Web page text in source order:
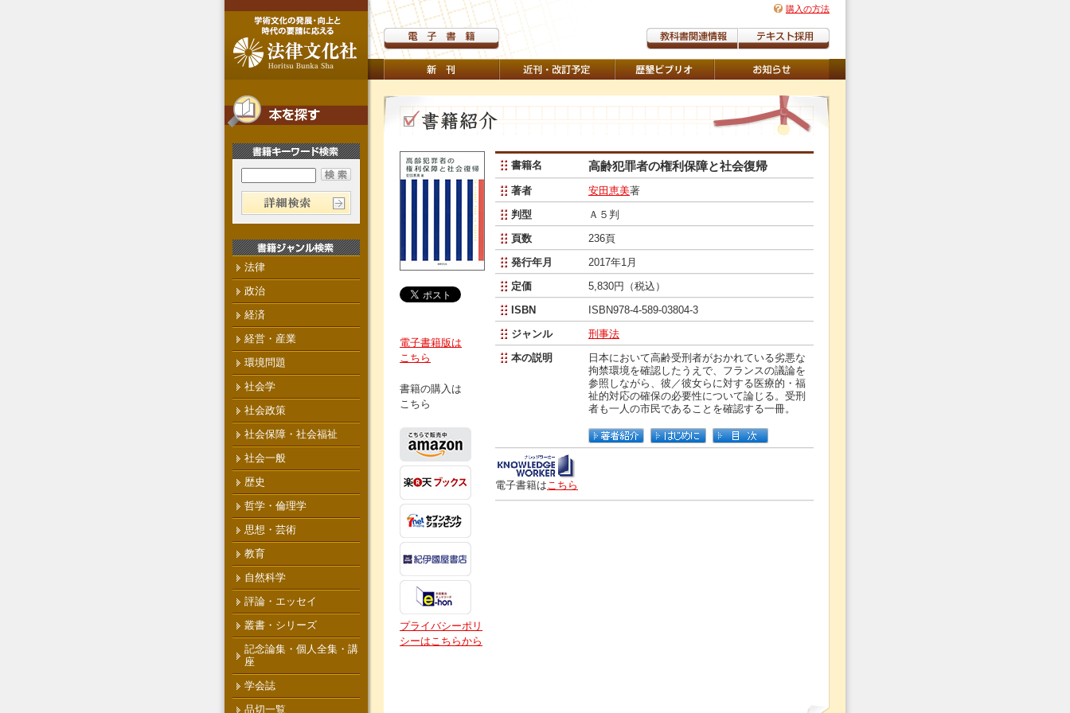
購入の方法
電子書籍版は
こちら
書籍の購入は
こちら
プライバシーポリ
シーはこちらから
書籍名 高齢犯罪者の権利保障と社会復帰
著者 安田恵美著
判型
Ａ５判
頁数
236頁
発行年月
2017年1月
定価
5,830円（税込）
ISBN
ISBN978-4-589-03804-3
ジャンル
刑事法
本の説明
日本において高齢受刑者がおかれている劣悪な
拘禁環境を確認したうえで、フランスの議論を
参照しながら、彼／彼女らに対する医療的・福
祉的対応の確保の必要性について論じる。受刑
者も一人の市民であることを確認する一冊。
電子書籍はこちら
法律
政治
経済
経営・産業
環境問題
社会学
社会政策
社会保障・社会福祉
社会一般
歴史
哲学・倫理学
思想・芸術
教育
自然科学
評論・エッセイ
叢書・シリーズ
記念論集・個人全集・講
座
学会誌
品切一覧